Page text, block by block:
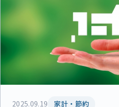
2025.09.19 家計・節約